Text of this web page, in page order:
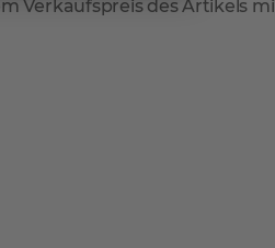
Verkaufspreis des Artikels